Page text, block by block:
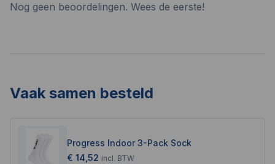
Nog geen beoordelingen. Wees de eerste!
Vaak samen besteld
Progress Indoor 3-Pack Sock
€ 14,52 incl. BTW